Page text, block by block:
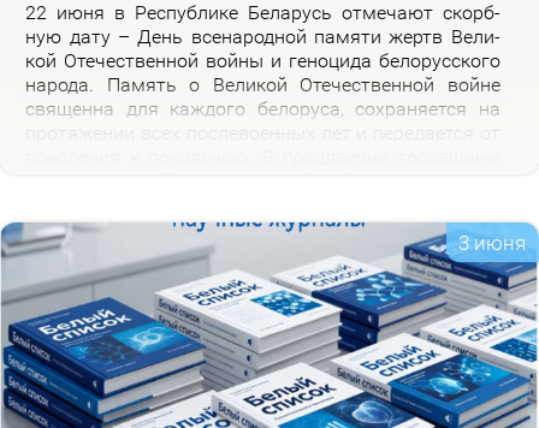
22 июня в Рес­пуб­ли­ке Бе­ла­русь от­ме­ча­ют скорб­
ную да­ту – День все­на­род­ной па­мя­ти жертв Ве­ли­
кой Оте­че­ствен­ной вой­ны и ге­но­ци­да бе­ло­рус­ско­го
на­ро­да. Па­мять о Ве­ли­кой Оте­че­ствен­ной войне
свя­щен­на для каж­до­го бе­ло­ру­са, со­хра­ня­ет­ся на
пер­вых дней вой­ны», ко­то­рая по­свя­ща­ет­ся тра­ги­че­
ским и ге­ро­и­че­ским стра­ни­цам ис­то­рии борь­бы с
немец­ко-фа­шист­ски­ми за­хват­чи­ка­ми в на­чаль­ный
пе­ри­од вой­ны.
3 июня